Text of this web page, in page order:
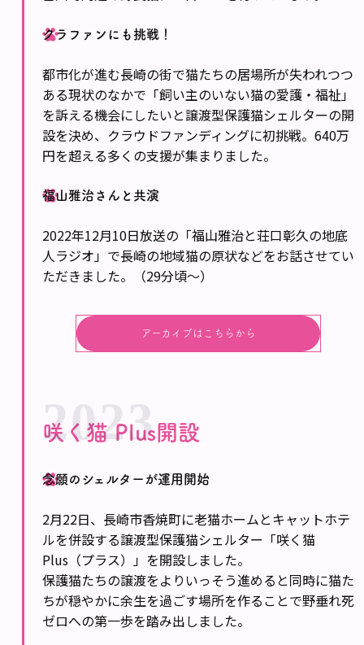
クラファンにも挑戦！
都市化が進む長崎の街で猫たちの居場所が失われつつ
ある現状のなかで「飼い主のいない猫の愛護・福祉」
を訴える機会にしたいと譲渡型保護猫シェルターの開
設を決め、クラウドファンディングに初挑戦。640万
円を超える多くの支援が集まりました。
福山雅治さんと共演
2022年12月10日放送の「福山雅治と荘口彰久の地底
人ラジオ」で長崎の地域猫の原状などをお話させてい
ただきました。（29分頃〜）
アーカイブはこちらから
2023
咲く猫 Plus開設
念願のシェルターが運用開始
2月22日、長崎市香焼町に老猫ホームとキャットホテ
ルを併設する譲渡型保護猫シェルター「咲く猫
Plus（プラス）」を開設しました。
保護猫たちの譲渡をよりいっそう進めると同時に猫た
ちが穏やかに余生を過ごす場所を作ることで野垂れ死
ゼロへの第一歩を踏み出しました。